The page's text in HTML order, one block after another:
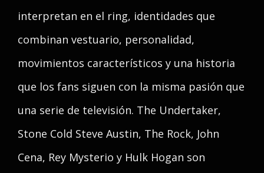
interpretan en el ring, identidades que
combinan vestuario, personalidad,
movimientos característicos y una historia
que los fans siguen con la misma pasión que
una serie de televisión. The Undertaker,
Stone Cold Steve Austin, The Rock, John
Cena, Rey Mysterio y Hulk Hogan son